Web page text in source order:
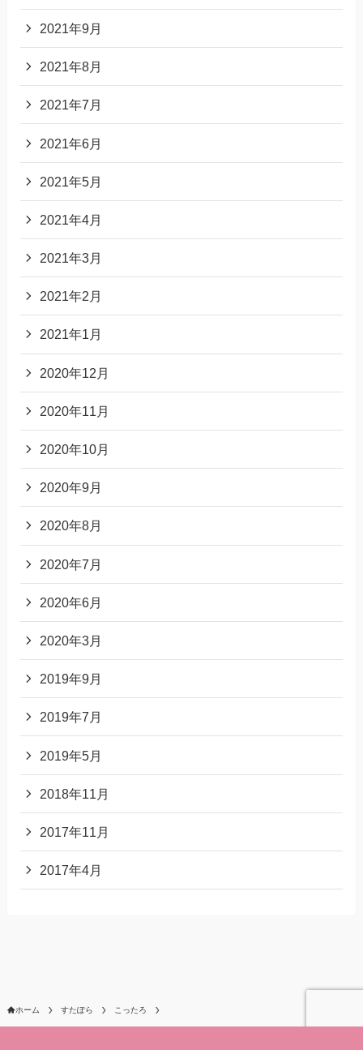
2021年9月
2021年8月
2021年7月
2021年6月
2021年5月
2021年4月
2021年3月
2021年2月
2021年1月
2020年12月
2020年11月
2020年10月
2020年9月
2020年8月
2020年7月
2020年6月
2020年3月
2019年9月
2019年7月
2019年5月
2018年11月
2017年11月
2017年4月
ホーム すたぽら こったろ